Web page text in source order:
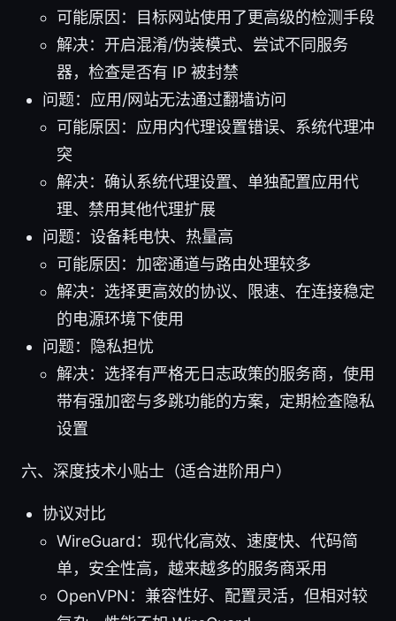
可能原因：目标网站使用了更高级的检测手段
解决：开启混淆/伪装模式、尝试不同服务
器，检查是否有 IP 被封禁
问题：应用/网站无法通过翻墙访问
可能原因：应用内代理设置错误、系统代理冲
突
解决：确认系统代理设置、单独配置应用代
理、禁用其他代理扩展
问题：设备耗电快、热量高
可能原因：加密通道与路由处理较多
解决：选择更高效的协议、限速、在连接稳定
的电源环境下使用
问题：隐私担忧
解决：选择有严格无日志政策的服务商，使用
带有强加密与多跳功能的方案，定期检查隐私
设置
六、深度技术小贴士（适合进阶用户）
协议对比
WireGuard：现代化高效、速度快、代码简
单，安全性高，越来越多的服务商采用
OpenVPN：兼容性好、配置灵活，但相对较